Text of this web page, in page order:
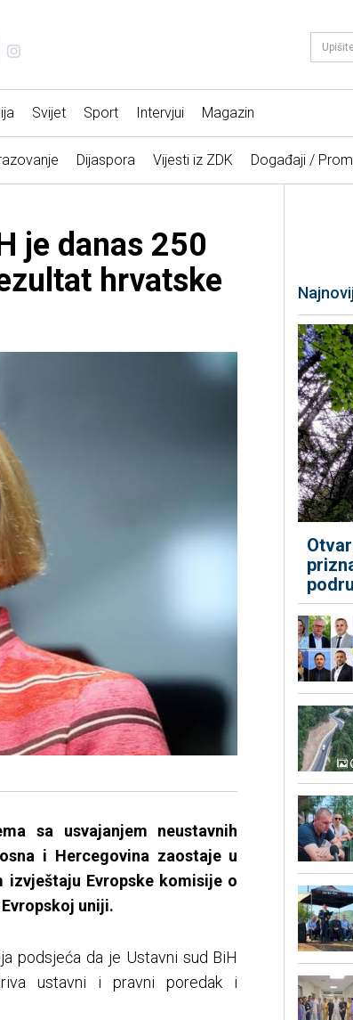
Svijet Sport Intervjui Magazin
Dijaspora Vijesti iz ZDK Događaji /
je danas 250
hrvatske
sa usvajanjem neustavnih
i Hercegovina zaostaje u
izvještaju Evropske komisije o
uniji.
podsjeća da je Ustavni sud BiH
ustavni i pravni poredak i